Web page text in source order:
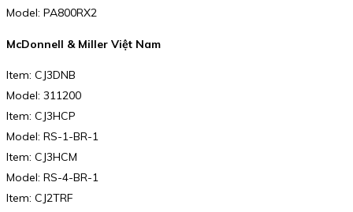
Model: PA800RX2
McDonnell & Miller Việt Nam
Item: CJ3DNB
Model: 311200
Item: CJ3HCP
Model: RS-1-BR-1
Item: CJ3HCM
Model: RS-4-BR-1
Item: CJ2TRF